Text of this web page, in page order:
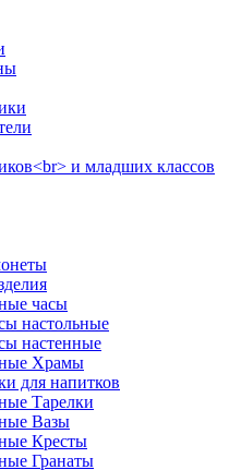
и младших классов
часы
настольные
настенные
Храмы
для напитков
Тарелки
Вазы
Кресты
Гранаты